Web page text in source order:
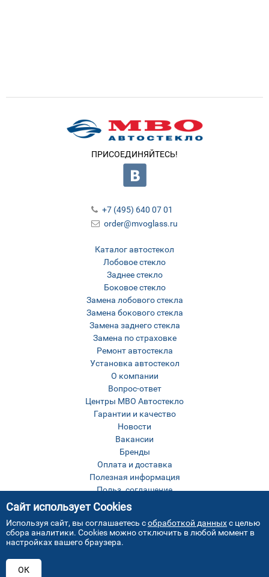
ПРИСОЕДИНЯЙТЕСЬ!
Каталог автостекол
Лобовое стекло
Заднее стекло
Боковое стекло
Замена лобового стекла
Замена бокового стекла
Замена заднего стекла
Замена по страховке
Ремонт автостекла
Установка автостекол
О компании
Вопрос-ответ
Центры МВО Автостекло
Гарантии и качество
Новости
Вакансии
Бренды
Оплата и доставка
Полезная информация
Польз. соглашение
Оставить отзыв
Карта сайта
+7 (495) 640 07 01
order@mvoglass.ru
Все права защищены © МВО Автостекло Москва
Сайт использует Cookies
Используя сайт, вы соглашаетесь собработкой данныхс целью
сбора аналитики. Cookies можно отключить в любой момент в
настройках вашего браузера.
ОК